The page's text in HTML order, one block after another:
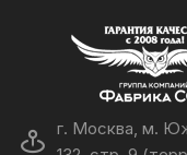
г. Москва, м.